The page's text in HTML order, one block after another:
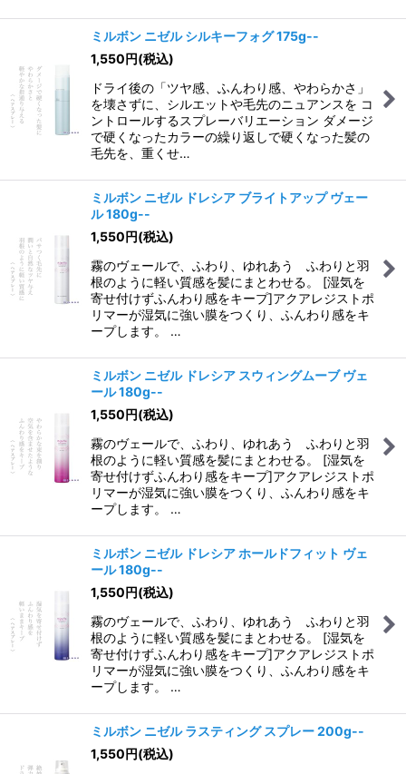
ミルボン ニゼル シルキーフォグ 175g--
1,550円(税込)
ドライ後の「ツヤ感、ふんわり感、やわらかさ」
を壊さずに、シルエットや毛先のニュアンスを コ
ントロールするスプレーバリエーション ダメージ
で硬くなったカラーの繰り返しで硬くなった髪の
毛先を、重くせ…
ミルボン ニゼル ドレシア ブライトアップ ヴェー
ル 180g--
1,550円(税込)
霧のヴェールで、ふわり、ゆれあう ふわりと羽
根のように軽い質感を髪にまとわせる。 [湿気を
寄せ付けずふんわり感をキープ]アクアレジストポ
リマーが湿気に強い膜をつくり、ふんわり感をキ
ープします。 …
ミルボン ニゼル ドレシア スウィングムーブ ヴェ
ール 180g--
1,550円(税込)
霧のヴェールで、ふわり、ゆれあう ふわりと羽
根のように軽い質感を髪にまとわせる。 [湿気を
寄せ付けずふんわり感をキープ]アクアレジストポ
リマーが湿気に強い膜をつくり、ふんわり感をキ
ープします。 …
ミルボン ニゼル ドレシア ホールドフィット ヴェ
ール 180g--
1,550円(税込)
霧のヴェールで、ふわり、ゆれあう ふわりと羽
根のように軽い質感を髪にまとわせる。 [湿気を
寄せ付けずふんわり感をキープ]アクアレジストポ
リマーが湿気に強い膜をつくり、ふんわり感をキ
ープします。 …
ミルボン ニゼル ラスティング スプレー 200g--
1,550円(税込)